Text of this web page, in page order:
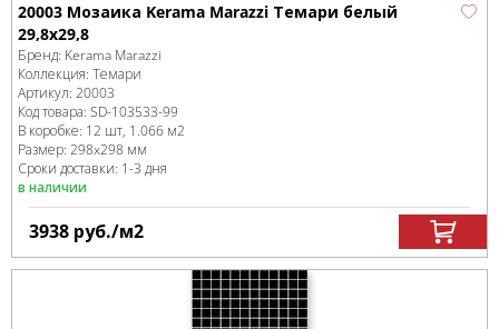
20003 Мозаика Kerama Marazzi Темари белый
29,8х29,8
Бренд: Kerama Marazzi
Коллекция: Темари
Артикул: 20003
Код товара: SD-103533-99
В коробке: 12 шт, 1.066 м2
Размер: 298x298 мм
Сроки доставки: 1-3 дня
в наличии
3938 руб./м2